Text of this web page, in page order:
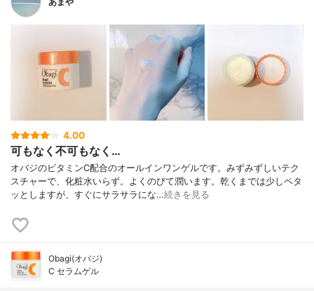
4.00
可もなく不可もなく…
オバジのビタミンC配合のオールインワンゲルです。みずみずしいテク
スチャーで、化粧水いらず。よくのびて潤います。乾くまでは少しペタ
ッとしますが、すぐにサラサラにな…続きを見る
Obagi(オバジ)
C セラムゲル